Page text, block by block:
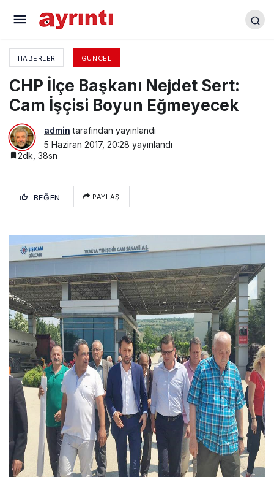
HABERLER GÜNCEL
CHP İlçe Başkanı Nejdet Sert:
Cam İşçisi Boyun Eğmeyecek
admin tarafından yayınlandı
5 Haziran 2017, 20:28 yayınlandı
2dk, 38sn
BEĞEN PAYLAŞ
Çocuk Oyunları Şenliği Renkli Görüntülere Sahne
Oldu